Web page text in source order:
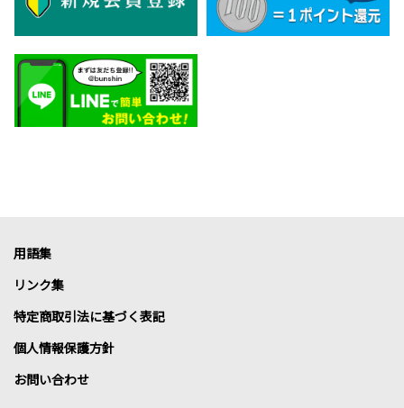
用語集
リンク集
特定商取引法に基づく表記
個人情報保護方針
お問い合わせ